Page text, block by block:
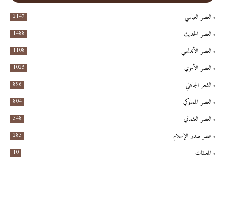
العصر العباسي 2147
العصر الحديث 1488
العصر الأندلسي 1108
العصر الأموي 1025
الشعر الجاهلي 896
العصر المملوكي 804
العصر العثماني 348
عصر صدر الإسلام 283
المعلقات 10